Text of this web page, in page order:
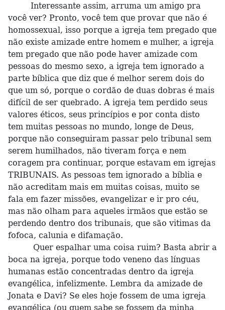
Interessante assim, arruma um amigo pra
você ver? Pronto, você tem que provar que não é
homossexual, isso porque a igreja tem pregado que
não existe amizade entre homem e mulher, a igreja
tem pregado que não pode haver amizade com
pessoas do mesmo sexo, a igreja tem ignorado a
parte bíblica que diz que é melhor serem dois do
que um só, porque o cordão de duas dobras é mais
difícil de ser quebrado. A igreja tem perdido seus
valores éticos, seus princípios e por conta disto
tem muitas pessoas no mundo, longe de Deus,
porque não conseguiram passar pelo tribunal sem
serem humilhados, não tiveram força e nem
coragem pra continuar, porque estavam em igrejas
TRIBUNAIS. As pessoas tem ignorado a bíblia e
não acreditam mais em muitas coisas, muito se
fala em fazer missões, evangelizar e ir pro céu,
mas não olham para aqueles irmãos que estão se
perdendo dentro dos tribunais, que são vitimas da
fofoca, calunia e difamação.
Quer espalhar uma coisa ruim? Basta abrir a
boca na igreja, porque todo veneno das línguas
humanas estão concentradas dentro da igreja
evangélica, infelizmente. Lembra da amizade de
Jonata e Davi? Se eles hoje fossem de uma igreja
evangélica (ou quem sabe se fossem da minha